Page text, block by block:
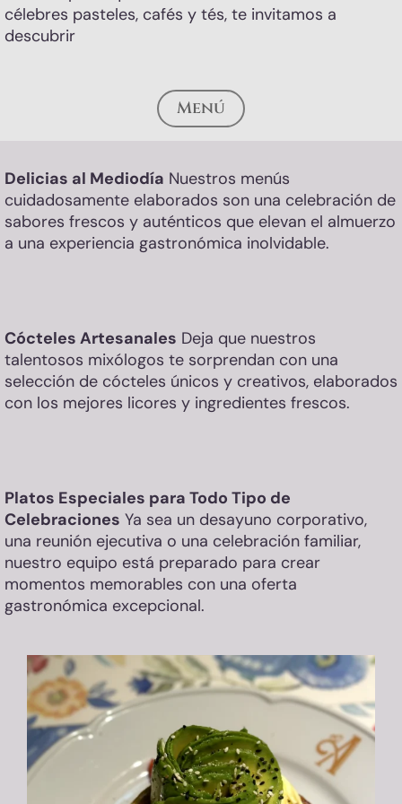
célebres pasteles, cafés y tés, te invitamos a
descubrir
Menú
Delicias al Mediodía Nuestros menús
cuidadosamente elaborados son una celebración de
sabores frescos y auténticos que elevan el almuerzo
a una experiencia gastronómica inolvidable.
Cócteles Artesanales Deja que nuestros
talentosos mixólogos te sorprendan con una
selección de cócteles únicos y creativos, elaborados
con los mejores licores y ingredientes frescos.
Platos Especiales para Todo Tipo de
Celebraciones Ya sea un desayuno corporativo,
una reunión ejecutiva o una celebración familiar,
nuestro equipo está preparado para crear
momentos memorables con una oferta
gastronómica excepcional.